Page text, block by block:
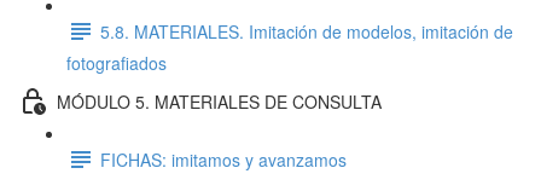
5.8. MATERIALES. Imitación de modelos, imitación de
fotografiados
MÓDULO 5. MATERIALES DE CONSULTA
FICHAS: imitamos y avanzamos